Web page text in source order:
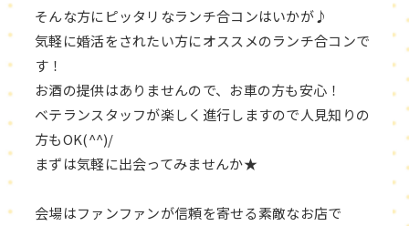
そんな方にピッタリなランチ合コンはいかが♪
気軽に婚活をされたい方にオススメのランチ合コンで
す！
お酒の提供はありませんので、お車の方も安心！
ベテランスタッフが楽しく進行しますので人見知りの
方もOK(^^)/
まずは気軽に出会ってみませんか★
会場はファンファンが信頼を寄せる素敵なお店で